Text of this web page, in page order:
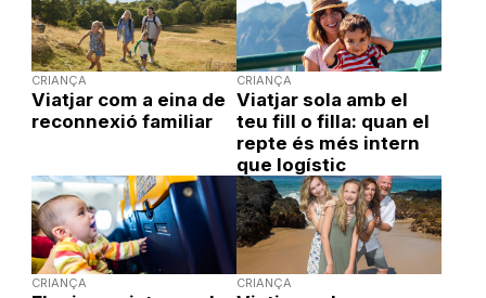
CRIANÇA
Viatjar com a eina de
reconnexió familiar
CRIANÇA
Viatjar sola amb el
teu fill o filla: quan el
repte és més intern
que logístic
CRIANÇA CRIANÇA